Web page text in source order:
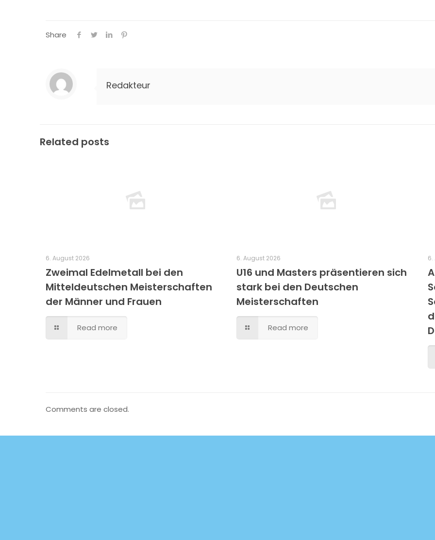
Share
Redakteur
Related posts
6. August 2026
Zweimal Edelmetall bei den
Mitteldeutschen Meisterschaften
der Männer und Frauen
Read more
6. August 2026
U16 und Masters präsentieren sich
stark bei den Deutschen
Meisterschaften
Read more
6.
Comments are closed.